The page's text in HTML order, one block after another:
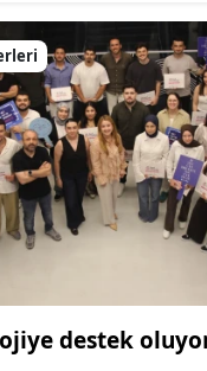
destek